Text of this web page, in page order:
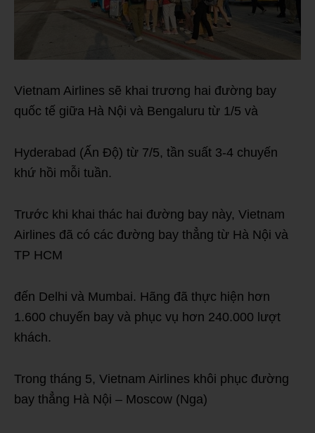
Vietnam Airlines sẽ khai trương hai đường bay
quốc tế giữa Hà Nội và Bengaluru từ 1/5 và
Hyderabad (Ấn Độ) từ 7/5, tần suất 3-4 chuyến
khứ hồi mỗi tuần.
Trước khi khai thác hai đường bay này, Vietnam
Airlines đã có các đường bay thẳng từ Hà Nội và
TP HCM
đến Delhi và Mumbai. Hãng đã thực hiện hơn
1.600 chuyến bay và phục vụ hơn 240.000 lượt
khách.
Trong tháng 5, Vietnam Airlines khôi phục đường
bay thẳng Hà Nội – Moscow (Nga)